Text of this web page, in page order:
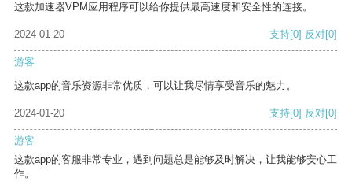
这款加速器VPM应用程序可以给你提供最高速度和安全性的连接。
2024-01-20 支持[0] 反对[0]
游客
这款app的音乐资源非常优质，可以让我尽情享受音乐的魅力。
2024-01-20 支持[0] 反对[0]
游客
这款app的客服非常专业，遇到问题总是能够及时解决，让我能够安心工
作。